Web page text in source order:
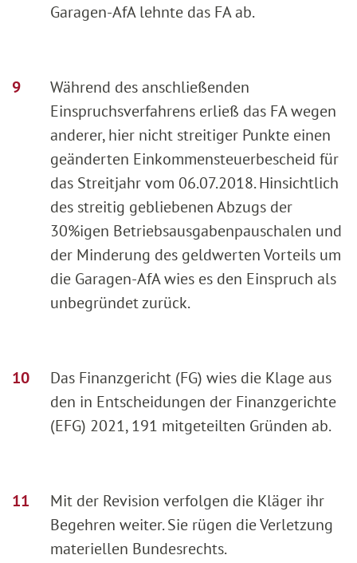
Garagen-AfA lehnte das FA ab.
Während des anschließenden
Einspruchsverfahrens erließ das FA wegen
anderer, hier nicht streitiger Punkte einen
geänderten Einkommensteuerbescheid für
das Streitjahr vom 06.07.2018. Hinsichtlich
des streitig gebliebenen Abzugs der
30%igen Betriebsausgabenpauschalen und
der Minderung des geldwerten Vorteils um
die Garagen-AfA wies es den Einspruch als
unbegründet zurück.
Das Finanzgericht (FG) wies die Klage aus
den in Entscheidungen der Finanzgerichte
(EFG) 2021, 191 mitgeteilten Gründen ab.
Mit der Revision verfolgen die Kläger ihr
Begehren weiter. Sie rügen die Verletzung
materiellen Bundesrechts.